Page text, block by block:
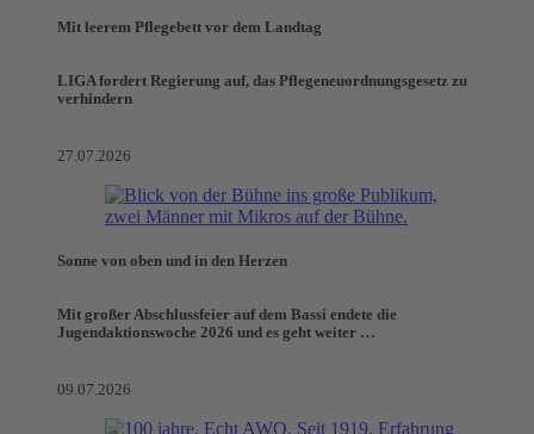
Mit leerem Pflegebett vor dem Landtag
LIGA fordert Regierung auf, das Pflegeneuordnungsgesetz zu
verhindern
27.07.2026
Sonne von oben und in den Herzen
Mit großer Abschlussfeier auf dem Bassi endete die
Jugendaktionswoche 2026 und es geht weiter …
09.07.2026